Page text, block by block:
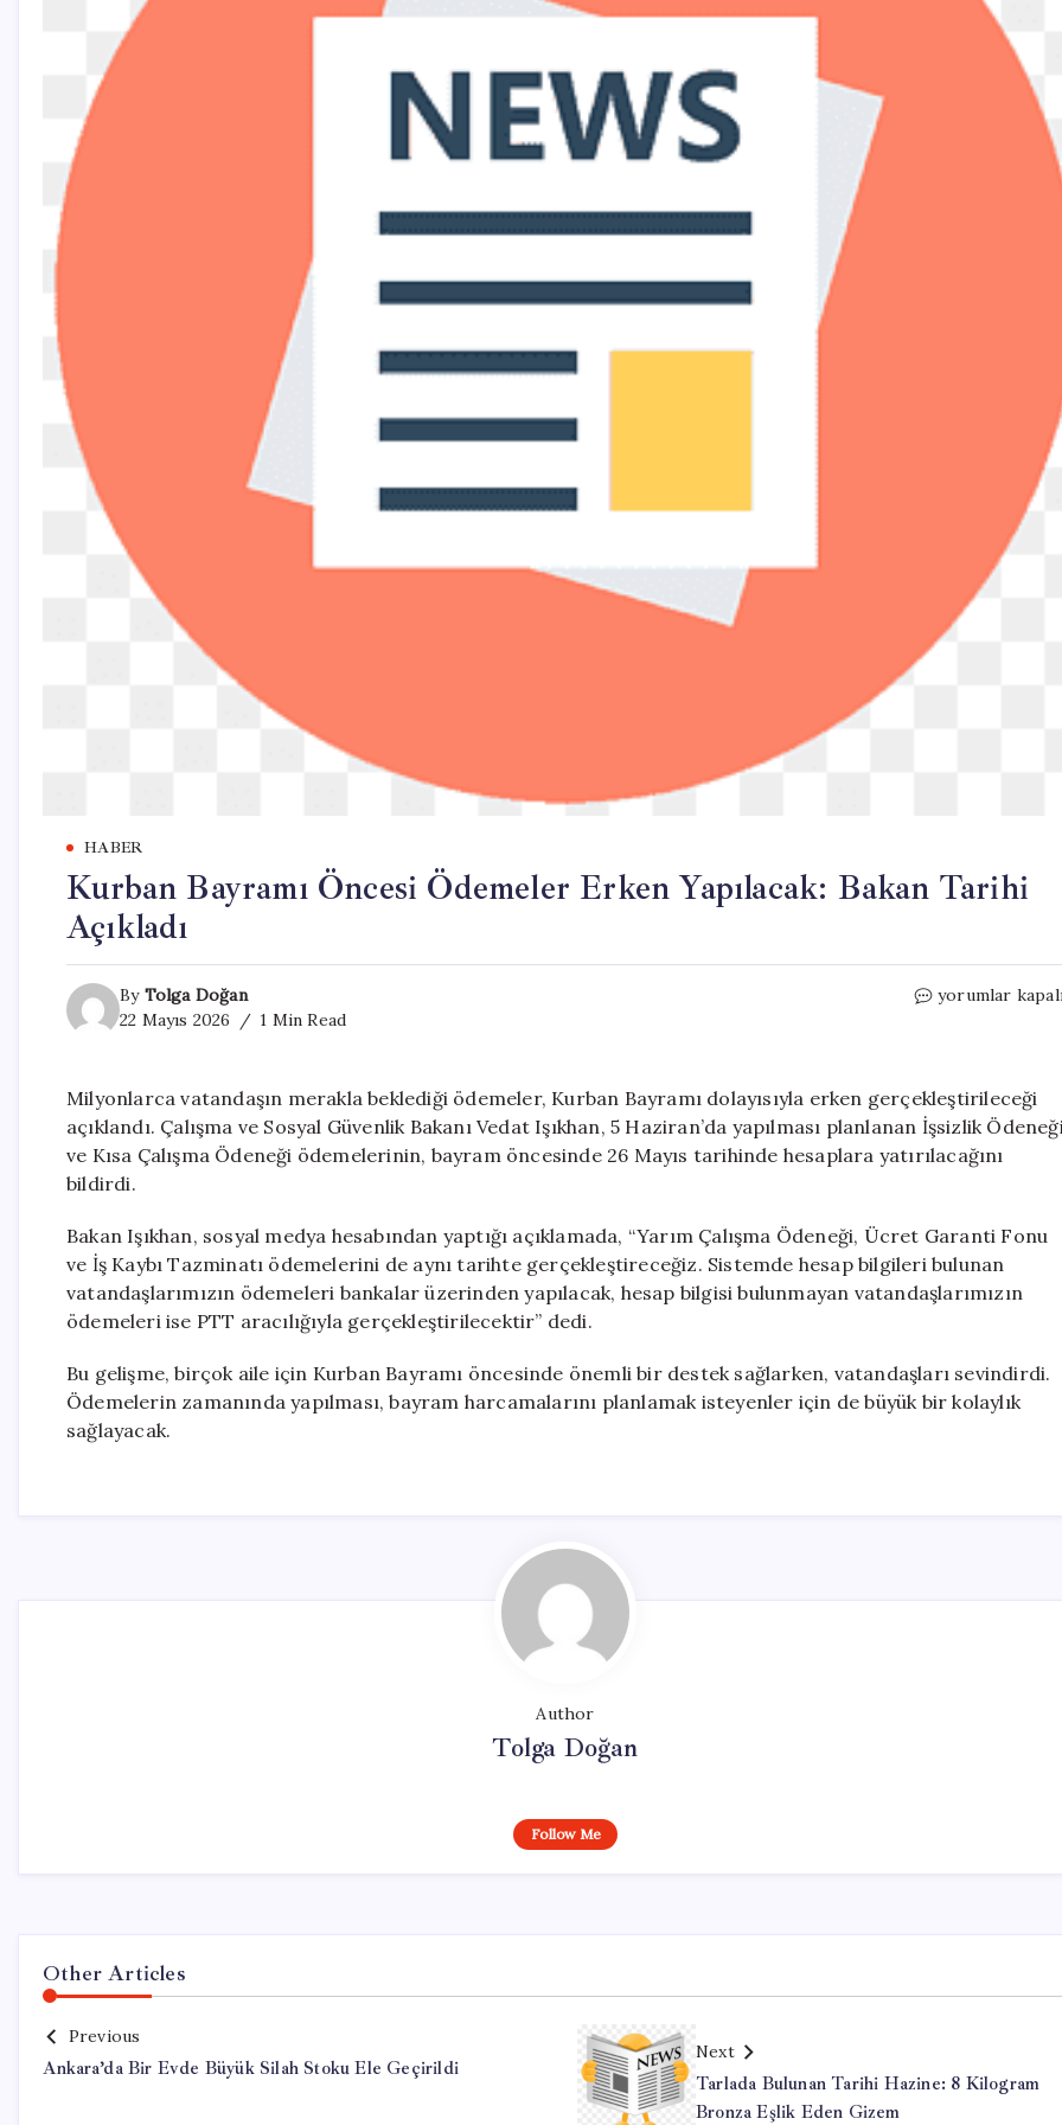
HABER
Kurban Bayramı Öncesi Ödemeler Erken Yapılacak: Bakan Tarihi
Açıkladı
By Tolga Doğan
22 Mayıs 2026
1 Min Read
Kurban
Erken
Yapılacak:
Bakan
Tarihi
yorumlar
Milyonlarca vatandaşın merakla beklediği ödemeler, Kurban Bayramı dolayısıyla erken gerçekleştirileceği
açıklandı. Çalışma ve Sosyal Güvenlik Bakanı Vedat Işıkhan, 5 Haziran’da yapılması planlanan İşsizlik
ve Kısa Çalışma Ödeneği ödemelerinin, bayram öncesinde 26 Mayıs tarihinde hesaplara yatırılacağını
bildirdi.
Bakan Işıkhan, sosyal medya hesabından yaptığı açıklamada, “Yarım Çalışma Ödeneği, Ücret Garanti Fonu
ve İş Kaybı Tazminatı ödemelerini de aynı tarihte gerçekleştireceğiz. Sistemde hesap bilgileri bulunan
vatandaşlarımızın ödemeleri bankalar üzerinden yapılacak, hesap bilgisi bulunmayan vatandaşlarımızın
ödemeleri ise PTT aracılığıyla gerçekleştirilecektir” dedi.
Bu gelişme, birçok aile için Kurban Bayramı öncesinde önemli bir destek sağlarken, vatandaşları sevindirdi.
Ödemelerin zamanında yapılması, bayram harcamalarını planlamak isteyenler için de büyük bir kolaylık
sağlayacak.
Author
Tolga Doğan
Follow Me
Other Articles
Previous
Ankara’da Bir Evde Büyük Silah Stoku Ele Geçirildi
Next
Tarlada Bulunan Tarihi Hazine: 8 Kilogram
Bronza Eşlik Eden Gizem